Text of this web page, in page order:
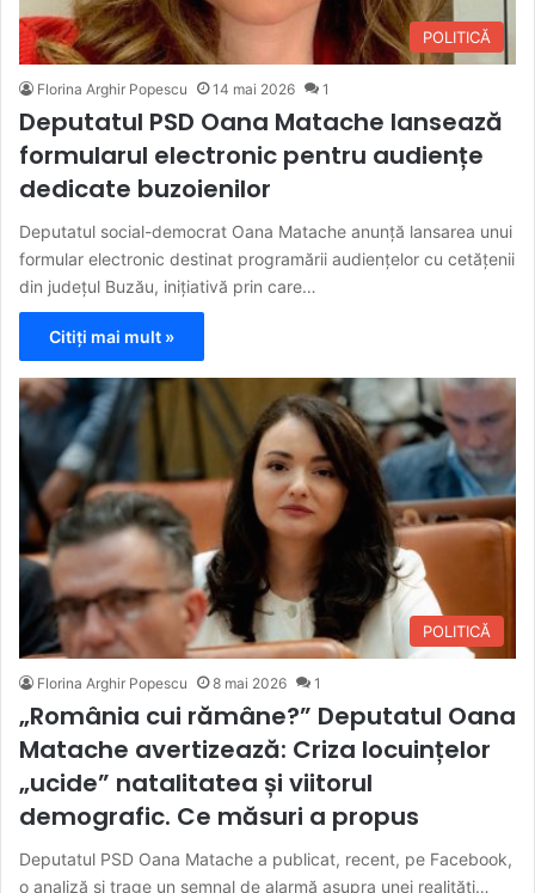
POLITICĂ
Florina Arghir Popescu 14 mai 2026 1
Deputatul PSD Oana Matache lansează
formularul electronic pentru audiențe
dedicate buzoienilor
Deputatul social-democrat Oana Matache anunță lansarea unui
formular electronic destinat programării audiențelor cu cetățenii
din județul Buzău, inițiativă prin care…
Citiți mai mult »
POLITICĂ
Florina Arghir Popescu 8 mai 2026 1
„România cui rămâne?” Deputatul Oana
Matache avertizează: Criza locuințelor
„ucide” natalitatea și viitorul
demografic. Ce măsuri a propus
Deputatul PSD Oana Matache a publicat, recent, pe Facebook,
o analiză și trage un semnal de alarmă asupra unei realități…